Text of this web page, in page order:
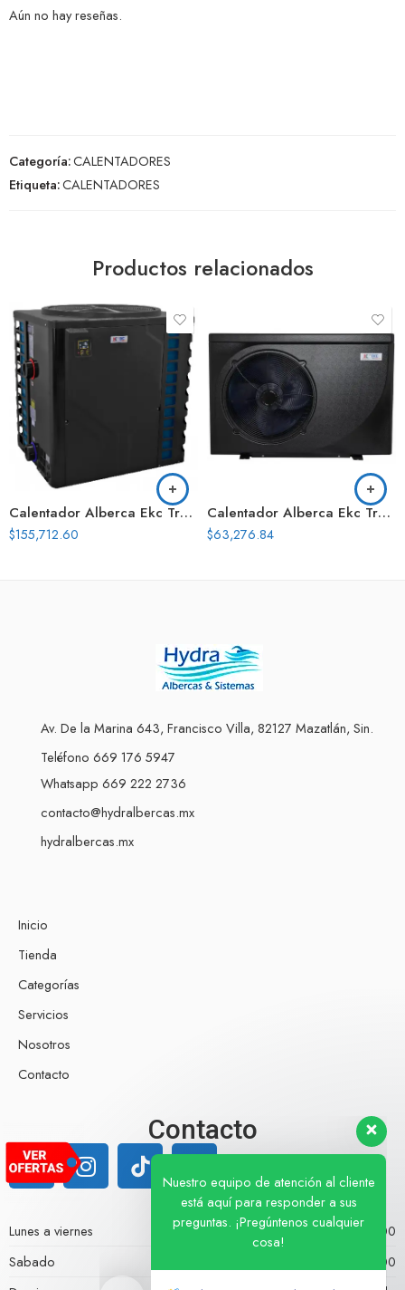
Aún no hay reseñas.
Categoría:CALENTADORES
Etiqueta:CALENTADORES
Productos relacionados
Calentador Alberca Ekc True Inverter 140 Kbtus Solo Calor
$155,712.60
Calentador Alberca Ekc True Inverter 65 Kbtus Solo Calor
$63,276.84
Av. De la Marina 643, Francisco Villa, 82127 Mazatlán, Sin.
Teléfono 669 176 5947
Whatsapp 669 222 2736
contacto@hydralbercas.mx
hydralbercas.mx
Inicio
Tienda
Categorías
Servicios
Nosotros
Contacto
Contacto
Lunes a viernes
07:00 - 18:00
Sabado
07:00 - 13:00
Nuestro equipo de atención al cliente
está aquí para responder a sus
preguntas. ¡Pregúntenos cualquier
cosa!
Hola, ¿en qué puedo ayudar?